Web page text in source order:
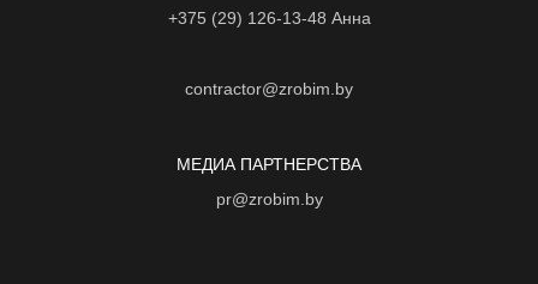
+375 (29) 126-13-48 Анна
contractor@zrobim.by
МЕДИА ПАРТНЕРСТВА
pr@zrobim.by